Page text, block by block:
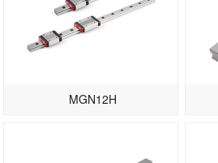
MGN12H